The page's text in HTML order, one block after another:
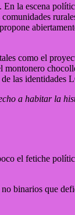
la escena
como el
las identidades
a habitar la
el fetiche
binarios que